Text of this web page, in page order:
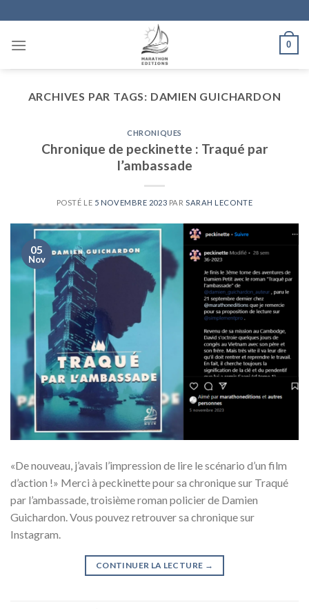
to
content
0
ARCHIVES PAR TAGS: DAMIEN GUICHARDON
CHRONIQUES
Chronique de peckinette : Traqué par
l’ambassade
POSTÉ LE 5 NOVEMBRE 2023 PAR SARAH LECONTE
05
Nov
«De nouveau, j’avais l’impression de lire le scénario d’un film
d’action !» Merci à peckinette pour sa chronique sur Traqué
par l’ambassade, troisième roman policier de Damien
Guichardon. Vous pouvez retrouver sa chronique sur
Instagram.
CONTINUER LA LECTURE →